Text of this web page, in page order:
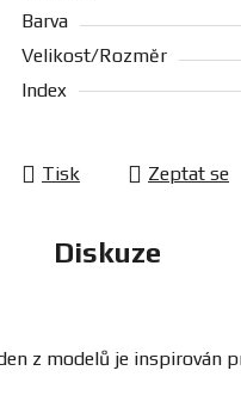
Barva
Velikost/Rozměr
Index
Tisk Zeptat se
Diskuze
z modelů je inspirován